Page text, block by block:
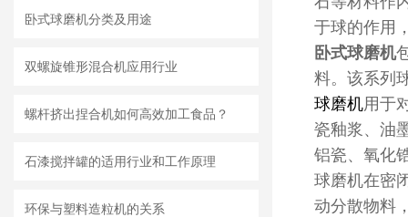
卧式球磨机分类及用途
双螺旋锥形混合机应用行业
螺杆挤出捏合机如何高效加工食品？
石漆搅拌罐的适用行业和工作原理
环保与塑料造粒机的关系
于球的作用
卧式球磨机
料。该系列
球磨机用于
瓷釉浆、油
铝瓷、氧化
球磨机在密
动分散物料